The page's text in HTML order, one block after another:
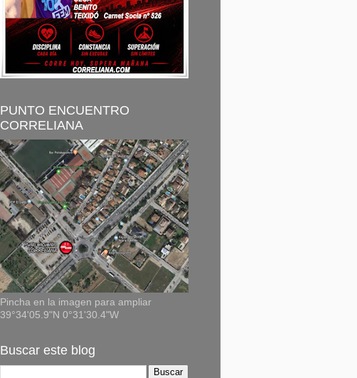
PUNTO ENCUENTRO
CORRELIANA
Pincha en la imagen para ampliar
39°34'05.9"N 0°31'30.4"W
Buscar este blog